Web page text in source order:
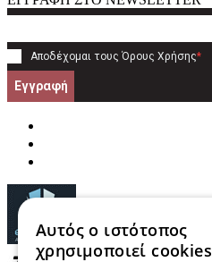
Αποδέχομαι τους Όρους Χρήσης*
Εγγραφή
Αυτός ο ιστότοπος
χρησιμοποιεί cookies